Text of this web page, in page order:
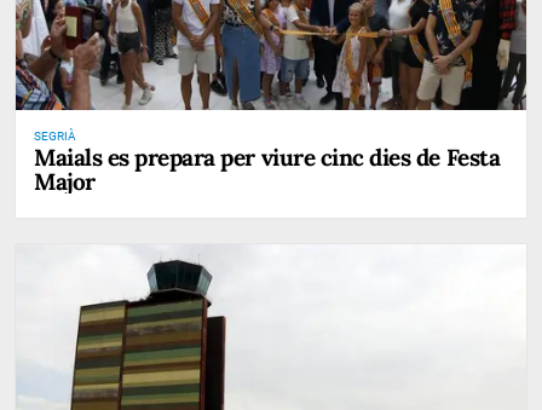
SEGRIÀ
Maials es prepara per viure cinc dies de Festa
Major